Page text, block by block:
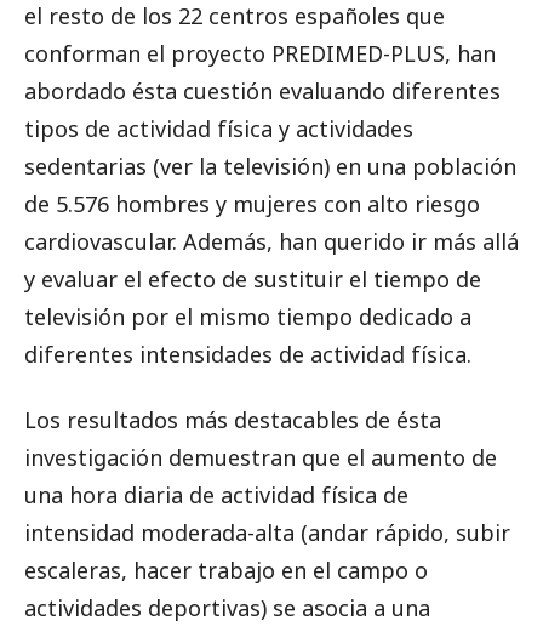
el resto de los 22 centros españoles que
conforman el proyecto PREDIMED-PLUS, han
abordado ésta cuestión evaluando diferentes
tipos de actividad física y actividades
sedentarias (ver la televisión) en una población
de 5.576 hombres y mujeres con alto riesgo
cardiovascular. Además, han querido ir más allá
y evaluar el efecto de sustituir el tiempo de
televisión por el mismo tiempo dedicado a
diferentes intensidades de actividad física.
Los resultados más destacables de ésta
investigación demuestran que el aumento de
una hora diaria de actividad física de
intensidad moderada-alta (andar rápido, subir
escaleras, hacer trabajo en el campo o
actividades deportivas) se asocia a una